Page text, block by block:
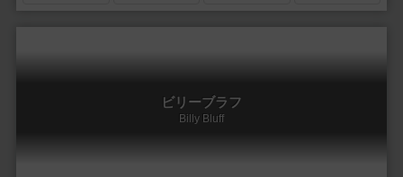
ビリーブラフ
Billy Bluff